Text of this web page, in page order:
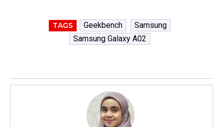
TAGS Geekbench
Samsung
Samsung Galaxy A02